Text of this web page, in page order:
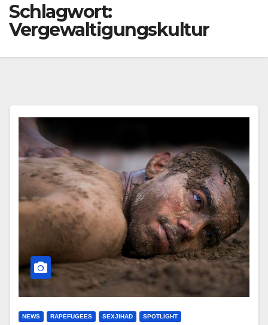
Schlagwort:
Vergewaltigungskultur
NEWS RAPEFUGEES SEXJIHAD SPOTLIGHT